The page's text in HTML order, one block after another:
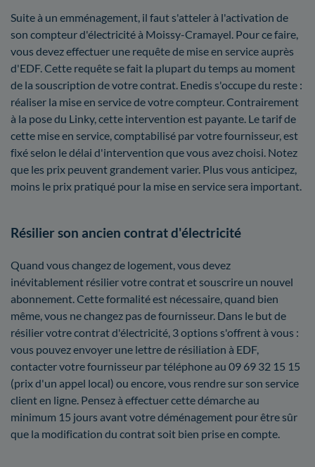
Suite à un emménagement, il faut s'atteler à l'activation de
son compteur d'électricité à Moissy-Cramayel. Pour ce faire,
vous devez effectuer une requête de mise en service auprès
d'EDF. Cette requête se fait la plupart du temps au moment
de la souscription de votre contrat. Enedis s'occupe du reste :
réaliser la mise en service de votre compteur. Contrairement
à la pose du Linky, cette intervention est payante. Le tarif de
cette mise en service, comptabilisé par votre fournisseur, est
fixé selon le délai d'intervention que vous avez choisi. Notez
que les prix peuvent grandement varier. Plus vous anticipez,
moins le prix pratiqué pour la mise en service sera important.
Résilier son ancien contrat d'électricité
Quand vous changez de logement, vous devez
inévitablement résilier votre contrat et souscrire un nouvel
abonnement. Cette formalité est nécessaire, quand bien
même, vous ne changez pas de fournisseur. Dans le but de
résilier votre contrat d'électricité, 3 options s'offrent à vous :
vous pouvez envoyer une lettre de résiliation à EDF,
contacter votre fournisseur par téléphone au 09 69 32 15 15
(prix d'un appel local) ou encore, vous rendre sur son service
client en ligne. Pensez à effectuer cette démarche au
minimum 15 jours avant votre déménagement pour être sûr
que la modification du contrat soit bien prise en compte.